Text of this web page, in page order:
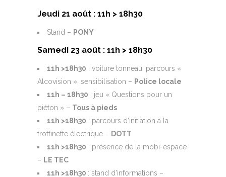
Jeudi 21 août : 11h > 18h30
Stand – PONY
Samedi 23 août : 11h > 18h30
11h >18h30 : voiture tonneau, parcours «
Alcovision », sensibilisation – Police locale
11h – 18h30 : jeu « Questions pour un
piéton » – Tous à pieds
11h >18h30 : parcours d’initiation à la
trottinette électrique – DOTT
11h >18h30 : présence de la mobi-espace
– LE TEC
11h >18h30 : stand d’informations –